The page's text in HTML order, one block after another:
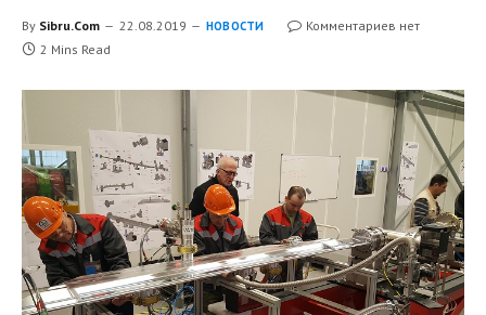
By Sibru.Com 22.08.2019 НОВОСТИ
Комментариев нет
2 Mins Read